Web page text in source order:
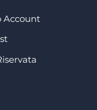
Account